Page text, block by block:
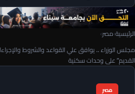
الرئيسية›مصر›
مجلس الوزراء .. يوافق علي القواعد والشروط
القديم” على وحدات سكنية
مصر